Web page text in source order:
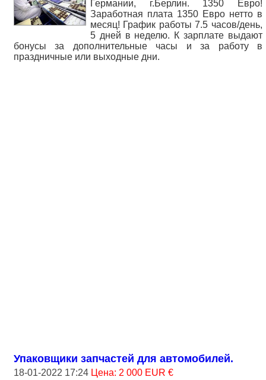
Германии, г.Берлин. 1350 Евро!
Заработная плата 1350 Евро нетто в
месяц! График работы 7.5 часов/день,
5 дней в неделю. К зарплате выдают
бонусы за дополнительные часы и за работу в
праздничные или выходные дни.
Упаковщики запчастей для автомобилей.
18-01-2022 17:24 Цена: 2 000 EUR €